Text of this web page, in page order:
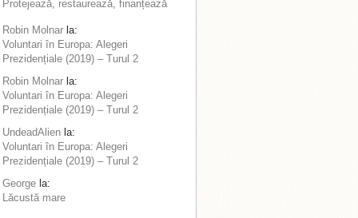
Protejează, restaurează, finanțează
Robin Molnar la:
Voluntari în Europa: Alegeri
Prezidențiale (2019) – Turul 2
Robin Molnar la:
Voluntari în Europa: Alegeri
Prezidențiale (2019) – Turul 2
UndeadAlien la:
Voluntari în Europa: Alegeri
Prezidențiale (2019) – Turul 2
George la:
Lăcustă mare